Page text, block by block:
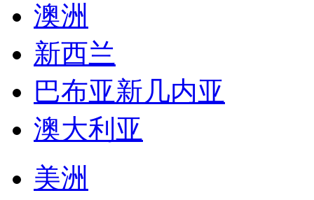
澳洲
新西兰
巴布亚新几内亚
澳大利亚
美洲